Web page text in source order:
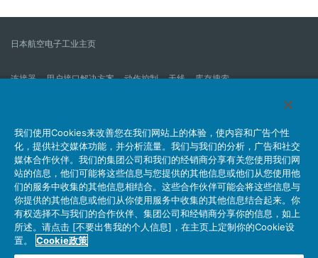
日本航空电子工业主页
连接器 用户接口解决方案 动作控制 天线 库存搜索
我们的公司 企业社会责任 IR消息 公司新到信息列表
产品信息新的列表
网站地图
联系我们
个人信息保护方针 JAE Cookie政策
关于利用本网站
社交媒体官方账号运营方针
我们使用Cookies来改善您在我们网站上的体验，使内容和广告个性
化，提供社交媒体功能，并分析流量。我们与我们的分析，广告和社交
媒体合作伙伴。我们的集团公司和我们的经销商分享有关您使用我们网
站的信息，他们可能将这些信息与您提供的其他信息或他们从您使用他
们的服务中收集的其他信息相结合。这些合作伙伴可能会将这些信息与
你提供的其他信息或他们从你使用服务中收集的其他信息结合起来。你
有权选择不与我们的合作伙伴、集团公司和经销商分享你的信息，如上
所述。请点击 [不要出售我的个人信息]，在主页上定制你的Cookie设
置。
Cookie政策